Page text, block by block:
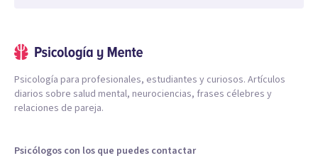
Psicología para profesionales, estudiantes y curiosos. Artículos
diarios sobre salud mental, neurociencias, frases célebres y
relaciones de pareja.
Psicólogos con los que puedes contactar